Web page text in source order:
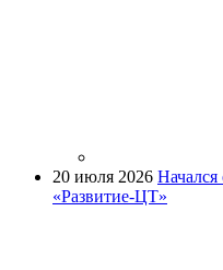
20 июля 2026 Начался
«Развитие-ЦТ»